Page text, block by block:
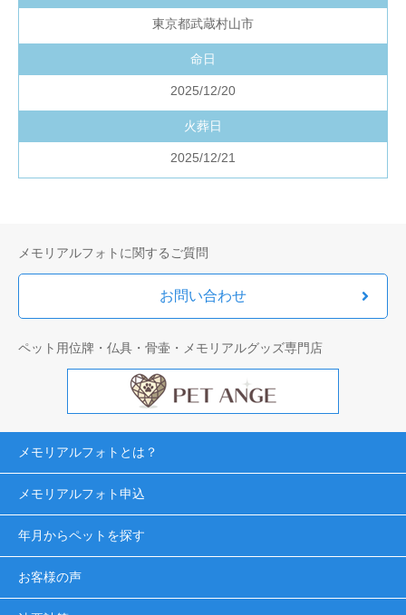
東京都武蔵村山市
命日
2025/12/20
火葬日
2025/12/21
メモリアルフォトに関するご質問
お問い合わせ
ペット用位牌・仏具・骨壷・メモリアルグッズ専門店
メモリアルフォトとは？
メモリアルフォト申込
年月からペットを探す
お客様の声